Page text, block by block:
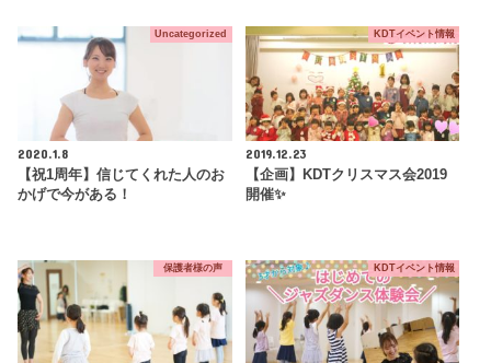
Uncategorized
2020.1.8
【祝1周年】信じてくれた人のお
かげで今がある！
KDTイベント情報
2019.12.23
【企画】KDTクリスマス会2019
開催✨
保護者様の声 KDTイベント情報